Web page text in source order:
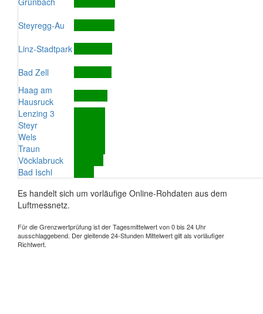
Steyregg-Au
Linz-Stadtpark
Bad Zell
Haag am
Hausruck
Lenzing 3
Steyr
Wels
Traun
Vöcklabruck
Bad Ischl
Es handelt sich um vorläufige Online-Rohdaten aus dem
Luftmessnetz.
Für die Grenzwertprüfung ist der Tagesmittelwert von 0 bis 24 Uhr
ausschlaggebend. Der gleitende 24-Stunden Mittelwert gilt als vorläufiger
Richtwert.